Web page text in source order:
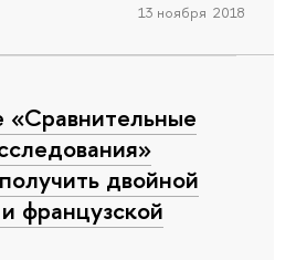
13 ноября 2018
двойной